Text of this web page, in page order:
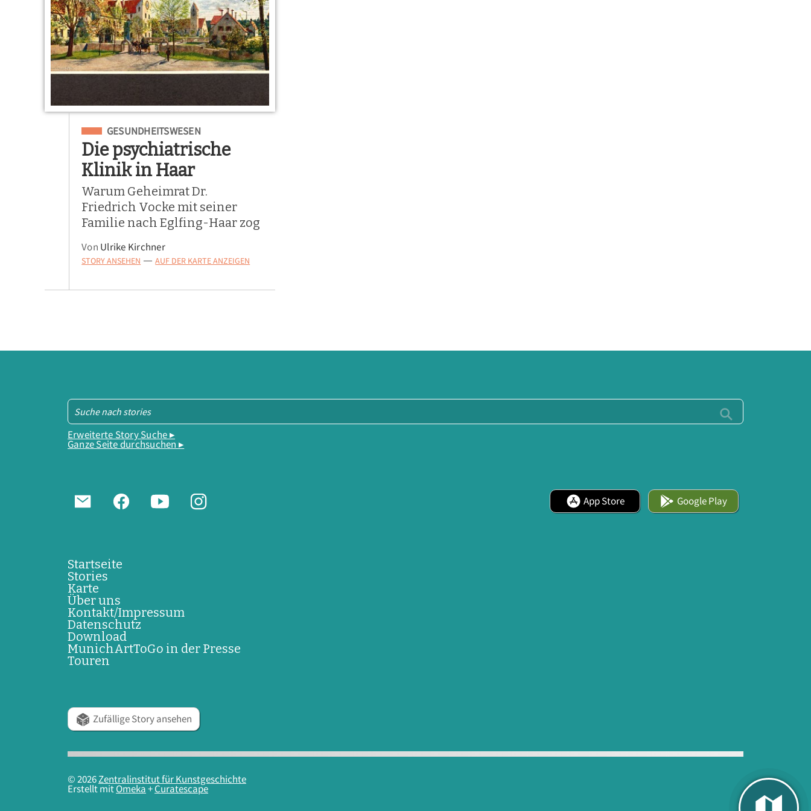
Eingeordnet unter
GESUNDHEITSWESEN
Die psychiatrische
Klinik in Haar
Warum Geheimrat Dr.
Friedrich Vocke mit seiner
Familie nach Eglfing-Haar zog
Von Ulrike Kirchner
STORY ANSEHEN — AUF DER KARTE ANZEIGEN
Erweiterte Story Suche ▸
Ganze Seite durchsuchen ▸
App Store Google Play
Startseite
Stories
Karte
Über uns
Kontakt/Impressum
Datenschutz
Download
MunichArtToGo in der Presse
Touren
Zufällige Story ansehen
© 2026Zentralinstitut für Kunstgeschichte
Erstellt mitOmeka+Curatescape